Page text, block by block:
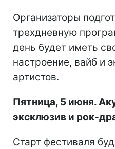
Организаторы
трехдневную
день будет иметь
настроение, вайб и
артистов.
Пятница, 5 июня.
эксклюзив и рок-
Старт фестиваля